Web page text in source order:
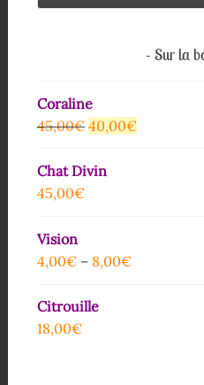
Sur la
Coraline
45,00€ 40,00€
Chat Divin
45,00€
Vision
4,00€– 8,00€
Citrouille
18,00€